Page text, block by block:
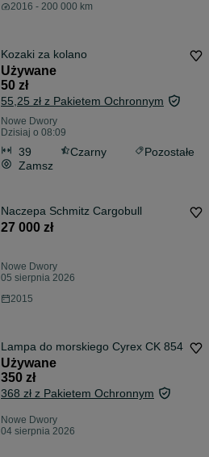
2016 - 200 000 km
Kozaki za kolano
Używane
50 zł
55,25 zł z Pakietem Ochronnym
Nowe Dwory
Dzisiaj o 08:09
39 Czarny
Pozostałe
Zamsz
Naczepa Schmitz Cargobull
27 000 zł
Nowe Dwory
05 sierpnia 2026
2015
Lampa do morskiego Cyrex CK 854
Używane
350 zł
368 zł z Pakietem Ochronnym
Nowe Dwory
04 sierpnia 2026